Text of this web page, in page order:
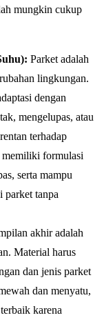
mungkin cukup
Parket adalah
lingkungan.
dengan
mengelupas, atau
terhadap
memiliki formulasi
serta mampu
parket tanpa
akhir adalah
Material harus
dan jenis parket
dan menyatu,
karena